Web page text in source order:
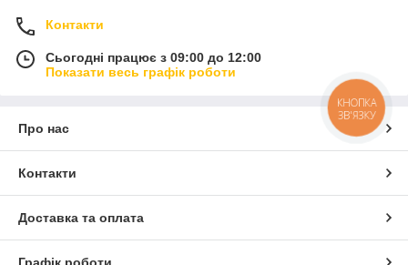
Контакти
Сьогодні працює з 09:00 до 12:00
Показати весь графік роботи
Про нас
Контакти
Доставка та оплата
КНОПКА
ЗВ'ЯЗКУ